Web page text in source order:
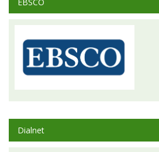
Dialnet